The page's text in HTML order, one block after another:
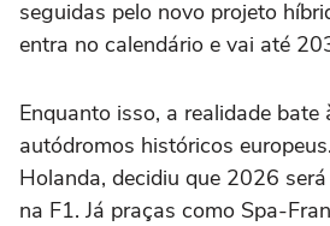
seguidas pelo novo projeto
entra no calendário e vai até
Enquanto isso, a realidade
autódromos históricos
Holanda, decidiu que 2026
na F1. Já praças como Spa-